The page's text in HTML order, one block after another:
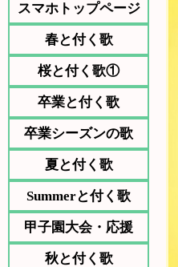
スマホトップページ
春と付く歌
桜と付く歌①
卒業と付く歌
卒業シーズンの歌
夏と付く歌
Summerと付く歌
甲子園大会・応援
秋と付く歌